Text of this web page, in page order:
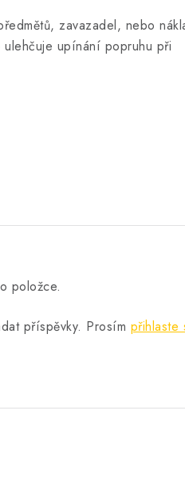
zavazadel, nebo
upínání popruhu při
položce.
příspěvky. Prosím přihlaste